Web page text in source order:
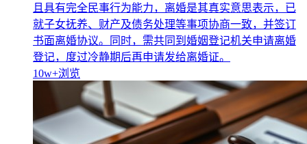
且具有完全民事行为能力，离婚是其真实意思表示，已
就子女抚养、财产及债务处理等事项协商一致，并签订
书面离婚协议。同时，需共同到婚姻登记机关申请离婚
登记，度过冷静期后再申请发给离婚证。
10w+浏览